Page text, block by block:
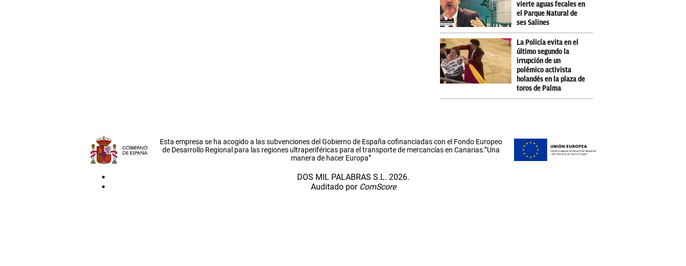
vierte aguas fecales en
el Parque Natural de
ses Salines
La Policía evita en el
último segundo la
irrupción de un
polémico activista
holandés en la plaza de
toros de Palma
Esta empresa se ha acogido a las subvenciones del Gobierno de España cofinanciadas con el Fondo Europeo
de Desarrollo Regional para las regiones ultraperiféricas para el transporte de mercancías en Canarias.”Una
manera de hacer Europa”
DOS MIL PALABRAS S.L. 2026.
Auditado por ComScore